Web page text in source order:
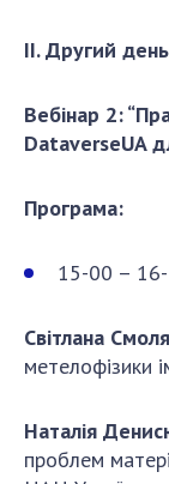
ІІ. Другий
Вебінар 2:
DataverseUA
Програма:
15-00 –
Світлана
метелофізики
Наталія
проблем